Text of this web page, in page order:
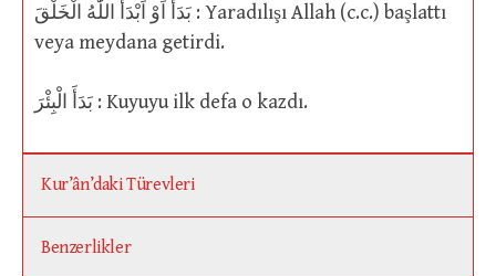
بَدَأَ اَوْ اَبْدَأَ اللّٰهُ الْخَلْقَ : Yaradılışı Allah (c.c.) başlattı
veya meydana getirdi.
بَدَأَ الْبِئْرَ : Kuyuyu ilk defa o kazdı.
Kur’ân’daki Türevleri
Benzerlikler